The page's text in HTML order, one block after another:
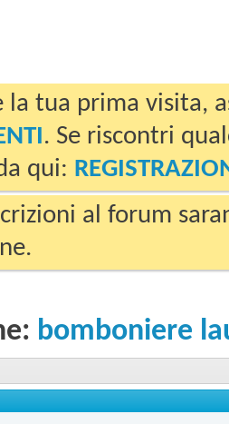
la tua prima visita,
. Se riscontri
qui:
al forum
bomboniere